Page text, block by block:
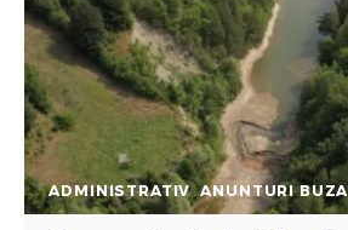
ADMINISTRATIV ANUNTURI